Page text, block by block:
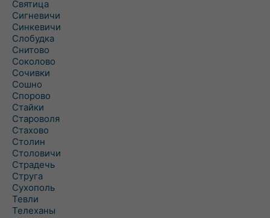
Святица
Сигневичи
Синкевичи
Слобудка
Снитово
Соколово
Сочивки
Сошно
Спорово
Стайки
Староволя
Стахово
Столин
Столовичи
Страдечь
Струга
Сухополь
Тевли
Телеханы